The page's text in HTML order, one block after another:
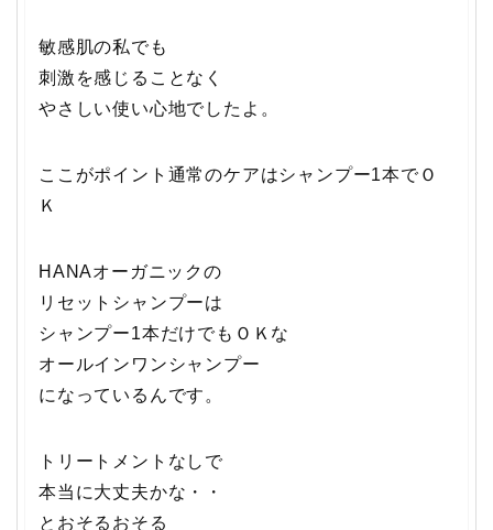
敏感肌の私でも
刺激を感じることなく
やさしい使い心地でしたよ。
ここがポイント 通常のケアはシャンプー1本でＯ
Ｋ
HANAオーガニックの
リセットシャンプーは
シャンプー1本だけでもＯＫな
オールインワンシャンプー
になっているんです。
トリートメントなしで
本当に大丈夫かな・・
とおそるおそる